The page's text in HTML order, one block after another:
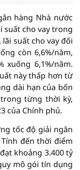
hàng Nhà nước
suất cho vay trong
suất cho vay đối
còn 6,6%/năm,
xuống 6,1%/năm.
này thấp hơn từ
dài hạn của bốn
từng thời kỳ,
của Chính phủ.
tốc độ giải ngân
đến thời điểm
khoảng 3.400 tỷ
mô gói tín dụng